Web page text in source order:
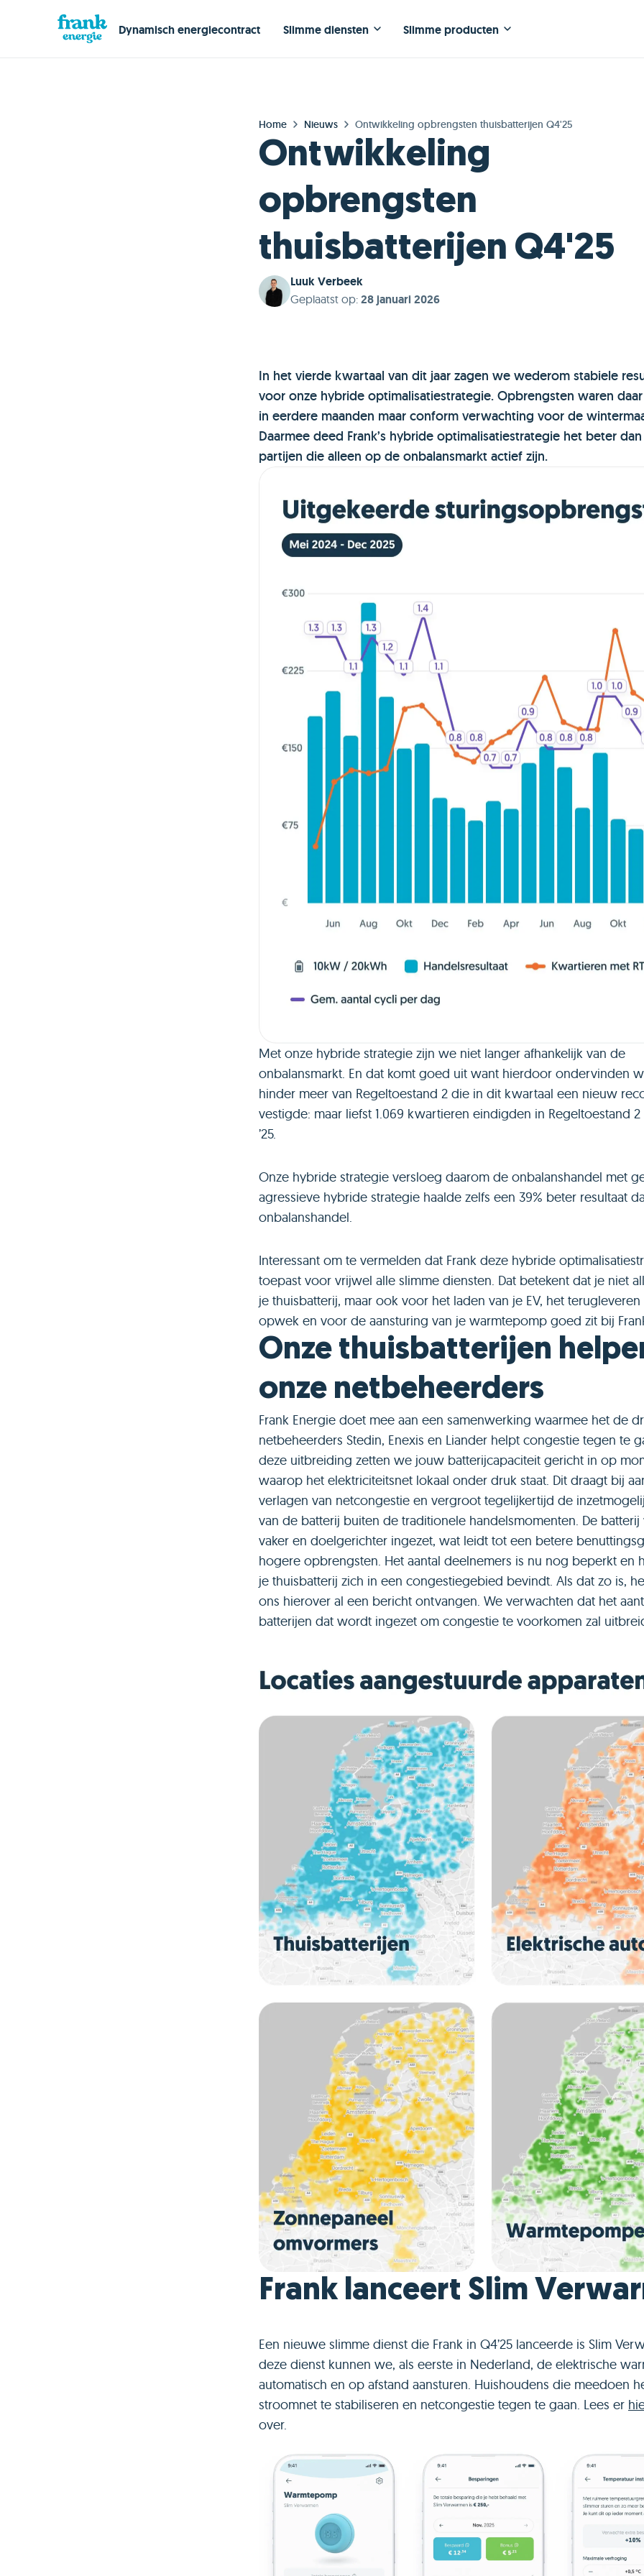
Dynamisch energiecontract Slimme diensten Slimme producten
Home Nieuws Ontwikkeling opbrengsten thuisbatterijen Q4'25
Ontwikkeling
opbrengsten
thuisbatterijen Q4'25
Luuk Verbeek
Geplaatst op: 28 januari 2026
In het vierde kwartaal van dit jaar zagen we wederom stabiele
voor onze hybride optimalisatiestrategie. Opbrengsten waren
in eerdere maanden maar conform verwachting voor de
Daarmee deed Frank’s hybride optimalisatiestrategie het beter
partijen die alleen op de onbalansmarkt actief zijn.
Met onze hybride strategie zijn we niet langer afhankelijk van de
onbalansmarkt. En dat komt goed uit want hierdoor ondervinden
hinder meer van Regeltoestand 2 die in dit kwartaal een nieuw
vestigde: maar liefst 1.069 kwartieren eindigden in Regeltoestand
’25.
Onze hybride strategie versloeg daarom de onbalanshandel met
agressieve hybride strategie haalde zelfs een 39% beter resultaat
onbalanshandel.
Interessant om te vermelden dat Frank deze hybride
toepast voor vrijwel alle slimme diensten. Dat betekent dat je niet
je thuisbatterij, maar ook voor het laden van je EV, het
opwek en voor de aansturing van je warmtepomp goed zit bij
Onze thuisbatterijen
onze netbeheerders
Frank Energie doet mee aan een samenwerking waarmee het de
netbeheerders Stedin, Enexis en Liander helpt congestie tegen te
deze uitbreiding zetten we jouw batterijcapaciteit gericht in op
waarop het elektriciteitsnet lokaal onder druk staat. Dit draagt bij
verlagen van netcongestie en vergroot tegelijkertijd de
van de batterij buiten de traditionele handelsmomenten. De
vaker en doelgerichter ingezet, wat leidt tot een betere
hogere opbrengsten. Het aantal deelnemers is nu nog beperkt en
je thuisbatterij zich in een congestiegebied bevindt. Als dat zo is,
ons hierover al een bericht ontvangen. We verwachten dat het
batterijen dat wordt ingezet om congestie te voorkomen zal
Frank lanceert Slim
Een nieuwe slimme dienst die Frank in Q4’25 lanceerde is Slim
deze dienst kunnen we, als eerste in Nederland, de elektrische
automatisch en op afstand aansturen. Huishoudens die meedoen
stroomnet te stabiliseren en netcongestie tegen te gaan. Lees er
over.